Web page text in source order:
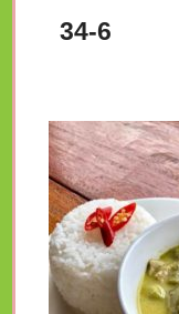
34-6